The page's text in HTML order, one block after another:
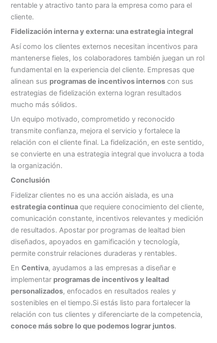
rentable y atractivo tanto para la empresa como para el
cliente.
Fidelización interna y externa: una estrategia integral
Así como los clientes externos necesitan incentivos para
mantenerse fieles, los colaboradores también juegan un rol
fundamental en la experiencia del cliente. Empresas que
alinean sus programas de incentivos internos con sus
estrategias de fidelización externa logran resultados
mucho más sólidos.
Un equipo motivado, comprometido y reconocido
transmite confianza, mejora el servicio y fortalece la
relación con el cliente final. La fidelización, en este sentido,
se convierte en una estrategia integral que involucra a toda
la organización.
Conclusión
Fidelizar clientes no es una acción aislada, es una
estrategia continua que requiere conocimiento del cliente,
comunicación constante, incentivos relevantes y medición
de resultados. Apostar por programas de lealtad bien
diseñados, apoyados en gamificación y tecnología,
permite construir relaciones duraderas y rentables.
EnCentiva, ayudamos a las empresas a diseñar e
implementar programas de incentivos y lealtad
personalizados, enfocados en resultados reales y
sostenibles en el tiempo.Si estás listo para fortalecer la
relación con tus clientes y diferenciarte de la competencia,
conoce más sobre lo que podemos lograr juntos.